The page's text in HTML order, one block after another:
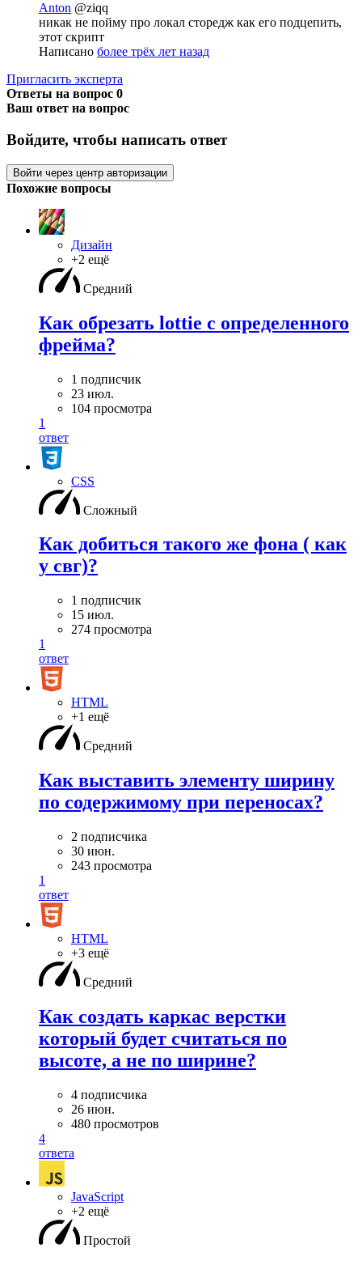
Anton @ziqq
никак не пойму про локал сторедж как его подцепить,
этот скрипт
Написано более трёх лет назад
Пригласить эксперта
Ответы на вопрос 0
Ваш ответ на вопрос
Войдите, чтобы написать ответ
Войти через центр авторизации
Похожие вопросы
Дизайн
+2 ещё
Средний
Как обрезать lottie с определенного
фрейма?
1 подписчик
23 июл.
104 просмотра
1
ответ
CSS
Сложный
Как добиться такого же фона ( как
у свг)?
1 подписчик
15 июл.
274 просмотра
1
ответ
HTML
+1 ещё
Средний
Как выставить элементу ширину
по содержимому при переносах?
2 подписчика
30 июн.
243 просмотра
1
ответ
HTML
+3 ещё
Средний
Как создать каркас верстки
который будет считаться по
высоте, а не по ширине?
4 подписчика
26 июн.
480 просмотров
4
ответа
JavaScript
+2 ещё
Простой